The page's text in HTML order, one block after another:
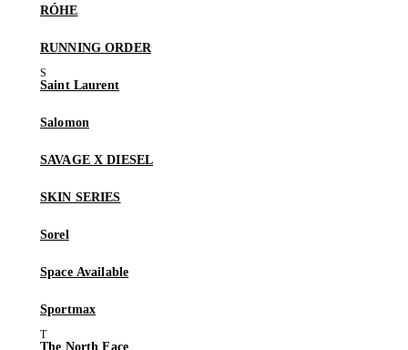
RÓHE
RUNNING ORDER
Saint Laurent
Salomon
SAVAGE X DIESEL
SKIN SERIES
Sorel
Space Available
Sportmax
The North Face